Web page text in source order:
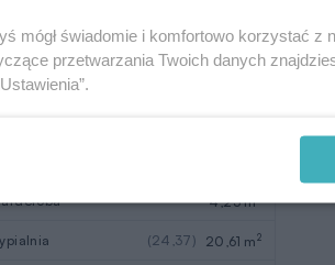
Pomieszczenie
garderoba 4,25 m
sypialnia (24,37) 20,61 m2
mógł świadomie i komfortowo korzystać z
przetwarzania Twoich danych